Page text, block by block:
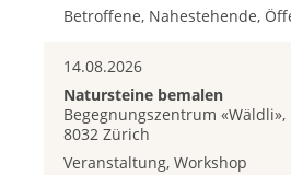
Betroffene, Nahestehende,
14.08.2026
Natursteine bemalen
Begegnungszentrum «Wäldli»,
8032 Zürich
Veranstaltung, Workshop